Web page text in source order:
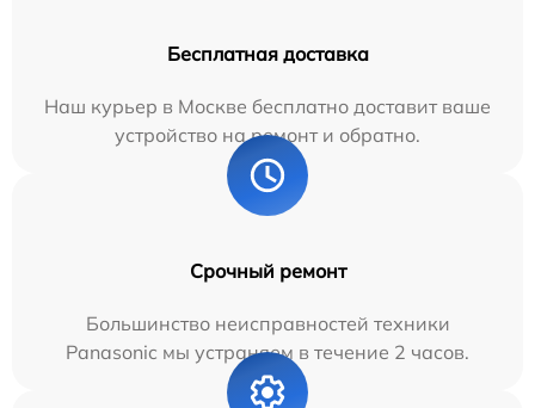
Бесплатная доставка
Наш курьер в Москве бесплатно доставит ваше
устройство на ремонт и обратно.
Срочный ремонт
Большинство неисправностей техники
Panasonic мы устраняем в течение 2 часов.